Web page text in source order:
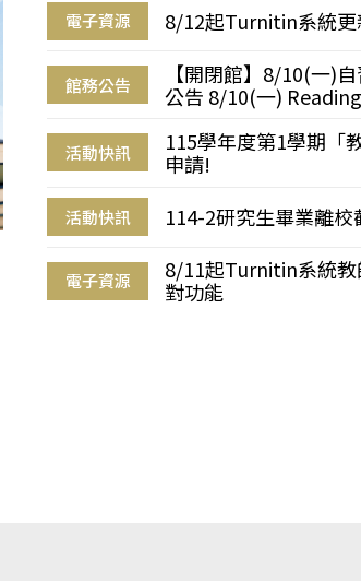
電子資源 8/12起Turnitin系統
館務公告
【開閉館】8/10(一)
公告 8/10(一)
活動快訊
115學年度第1學期「
申請!
活動快訊 114-2研究生畢業離
電子資源
8/11起Turnitin系統教
對功能